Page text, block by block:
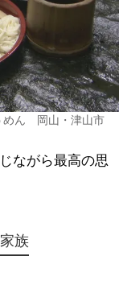
めん 岡山・津山市
ながら最高の思
族